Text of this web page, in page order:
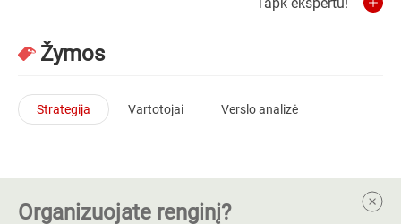
Žymos
Strategija Vartotojai Verslo analizė
Organizuojate renginį?